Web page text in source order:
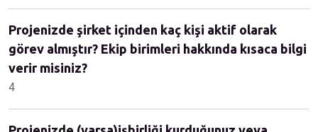
Projenizde şirket içinden kaç kişi aktif olarak
görev almıştır? Ekip birimleri hakkında kısaca bilgi
verir misiniz?
4